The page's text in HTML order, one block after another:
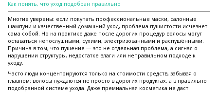
Как понять, что уход подобран правильно
Многие уверены: если покупать профессиональные маски, салонные
шампуни и качественный домашний уход, проблема пушистости исчезнет
сама собой. Но на практике даже после дорогих процедур волосы могут
оставаться непослушными, сухими, электризованными и распушёнными.
Причина в том, что пушение — это не отдельная проблема, а сигнал о
нарушении структуры, недостатке влаги или неправильном подходе к
уходу.
Часто люди концентрируются только на стоимости средств, забывая о
главном: волосы нуждаются не просто в дорогих продуктах, а в правильно
подобранной системе ухода. Даже премиальная косметика не даст